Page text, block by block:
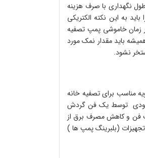
اجرا می توان در طول نگهداری با صرف هزینه
به این نکته الکتریکی
زمان خاموشی پمپ تصفیه
باید مقدار نمک مورد
نشود.
مناسب برای تصفیه خانه
ورودی توسط یک فن گردش
فن و کاهش مصرف برق از
۵۰% را روی آن تعریف نمود تا تجهیزات (بلبرینگ پمپ ها )